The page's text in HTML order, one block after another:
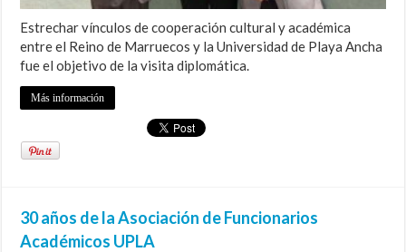
Estrechar vínculos de cooperación cultural y académica
entre el Reino de Marruecos y la Universidad de Playa Ancha
fue el objetivo de la visita diplomática.
Más información
30 años de la Asociación de Funcionarios
Académicos UPLA